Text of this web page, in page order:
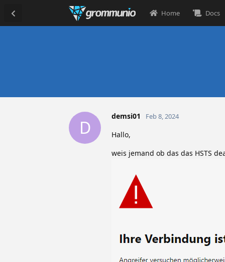
Home Docs
D
demsi01 Feb 8, 2024
Hallo,
weis jemand ob das das HSTS